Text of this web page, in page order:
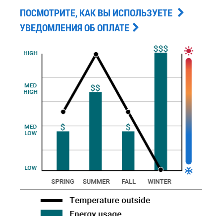
ПОСМОТРИТЕ, КАК ВЫ ИСПОЛЬЗУЕТЕ
УВЕДОМЛЕНИЯ ОБ ОПЛАТЕ